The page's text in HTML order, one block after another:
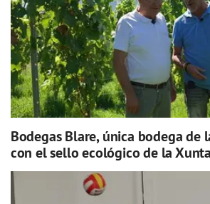
Bodegas Blare, única bodega de
con el sello ecológico de la Xunta